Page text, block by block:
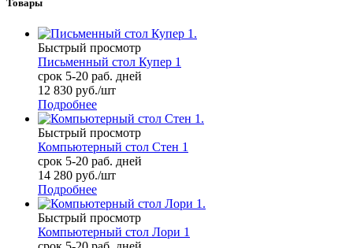
Товары
Быстрый просмотр
Письменный стол Купер 1
срок 5-20 раб. дней
12 830 руб./шт
Подробнее
Быстрый просмотр
Компьютерный стол Стен 1
срок 5-20 раб. дней
14 280 руб./шт
Подробнее
Быстрый просмотр
Компьютерный стол Лори 1